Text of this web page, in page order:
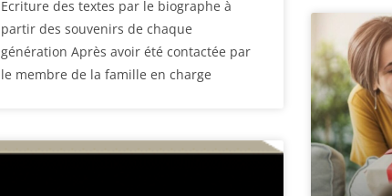
Ecriture des textes par le biographe à
partir des souvenirs de chaque
génération Après avoir été contactée par
le membre de la famille en charge